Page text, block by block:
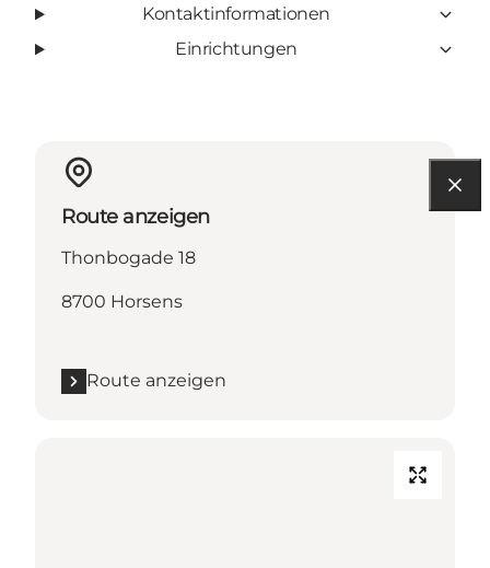
Kontaktinformationen
Einrichtungen
Route anzeigen
Thonbogade 18
8700 Horsens
Route anzeigen